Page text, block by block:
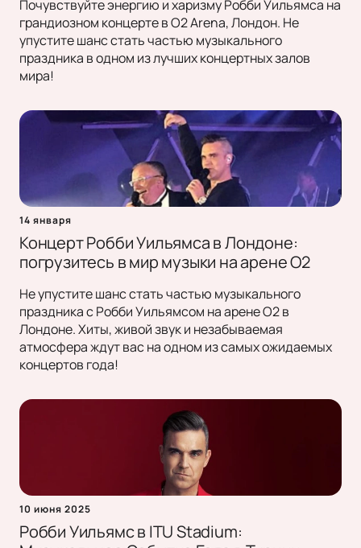
Почувствуйте энергию и харизму Робби Уильямса на
грандиозном концерте в O2 Arena, Лондон. Не
упустите шанс стать частью музыкального
праздника в одном из лучших концертных залов
мира!
14 января
Концерт Робби Уильямса в Лондоне:
погрузитесь в мир музыки на арене O2
Не упустите шанс стать частью музыкального
праздника с Робби Уильямсом на арене O2 в
Лондоне. Хиты, живой звук и незабываемая
атмосфера ждут вас на одном из самых ожидаемых
концертов года!
10 июня 2025
Робби Уильямс в ITU Stadium: